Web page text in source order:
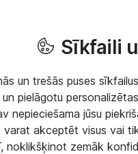
Sīkfaili
un trešās puses
un pielāgotu
nepieciešama jūsu
akceptēt visus vai
noklikšķinot zemāk